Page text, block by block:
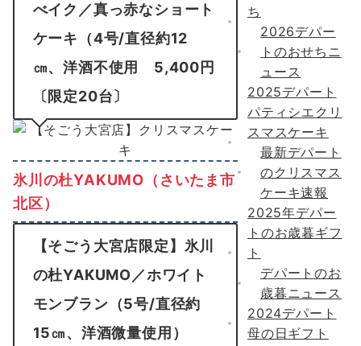
べイク／真っ赤なショート
ケーキ（4号/直径約12
㎝、洋酒不使用 5,400円
〔限定20台〕
氷川の杜YAKUMO（さいたま市
北区）
【そごう大宮店限定】氷川
の杜YAKUMO／ホワイト
モンブラン（5号/直径約
15㎝、洋酒微量使用）
ち
2026デパー
トのおせちニ
ュース
2025デパート
パティシエクリ
スマスケーキ
最新デパート
のクリスマス
ケーキ速報
2025年デパー
トのお歳暮ギフ
ト
デパートのお
歳暮ニュース
2024デパート
母の日ギフト